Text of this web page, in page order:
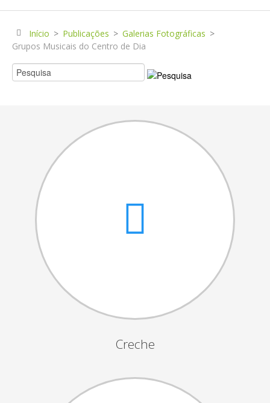
Historial
Publicações
Notícias
Galerias Fotográficas
Dia da Amizade
Dia da Mulher
Dia do Pai
Festejos da Páscoa
Dia da Mãe
Dia Mundial da Criança
Marchas Populares
Dia de S.Martinho
Início > Publicações > Galerias Fotográficas >
Grupos Musicais do Centro de Dia
Creche